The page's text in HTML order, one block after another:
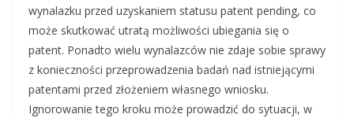
wynalazku przed uzyskaniem statusu patent pending, co
może skutkować utratą możliwości ubiegania się o
patent. Ponadto wielu wynalazców nie zdaje sobie sprawy
z konieczności przeprowadzenia badań nad istniejącymi
patentami przed złożeniem własnego wniosku.
Ignorowanie tego kroku może prowadzić do sytuacji, w